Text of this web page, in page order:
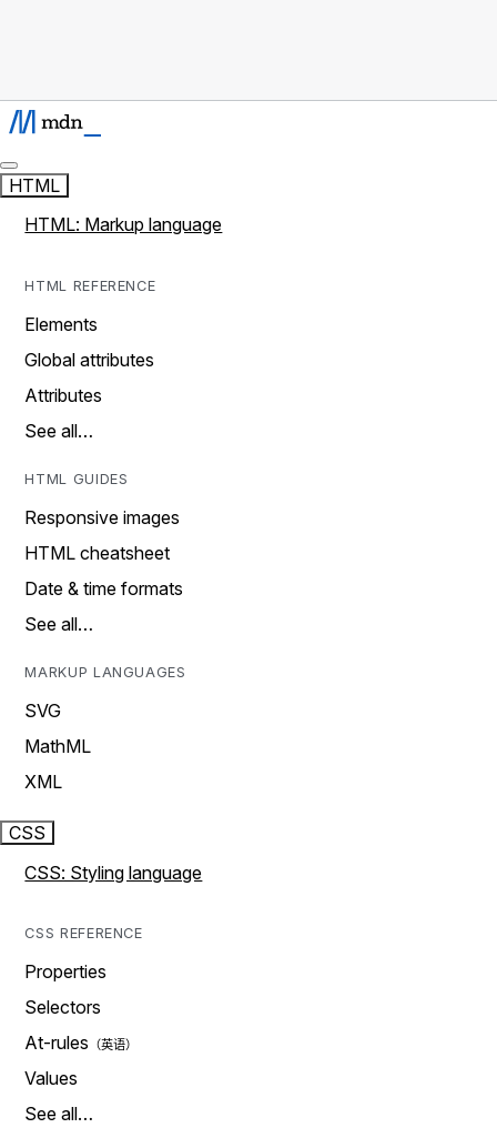
HTML
HTML: Markup language
HTML REFERENCE
Elements
Global attributes
Attributes
See all…
HTML GUIDES
Responsive images
HTML cheatsheet
Date & time formats
See all…
MARKUP LANGUAGES
SVG
MathML
XML
CSS
CSS: Styling language
CSS REFERENCE
Properties
Selectors
At-rules
Values
See all…